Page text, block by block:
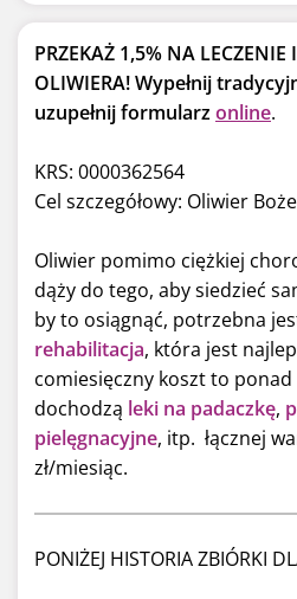
PRZEKAŻ 1,5% NA LECZENIE
OLIWIERA!Wypełnij
uzupełnijformularzonline.
KRS: 0000362564
Cel szczegółowy: Oliwier
Oliwier pomimo ciężkiej
dąży do tego, aby siedzieć
by to osiągnąć, potrzebna
rehabilitacja, która jest
comiesięczny koszt to ponad
dochodzą leki na padaczkę,
pielęgnacyjne, itp. łącznej
zł/miesiąc.
PONIŻEJ HISTORIA ZBIÓRKI